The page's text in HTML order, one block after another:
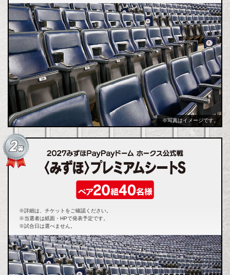
※写真はイメージです。
※詳細は、チケットをご確認ください。
※当選者は紙面・HPで発表予定です。
※試合日は選べません。